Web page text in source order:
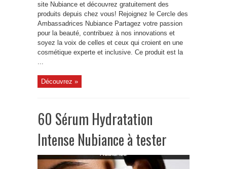
site Nubiance et découvrez gratuitement des
produits depuis chez vous! Rejoignez le Cercle des
Ambassadrices Nubiance Partagez votre passion
pour la beauté, contribuez à nos innovations et
soyez la voix de celles et ceux qui croient en une
cosmétique experte et inclusive. Ce produit est la
...
Découvrez »
60 Sérum Hydratation
Intense Nubiance à tester